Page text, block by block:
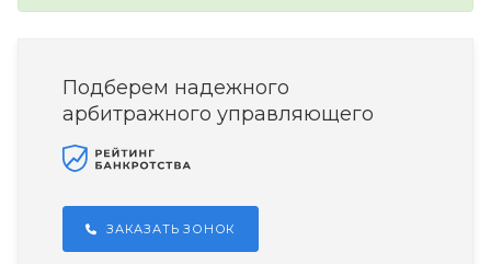
Подберем надежного
арбитражного управляющего
ЗАКАЗАТЬ ЗОНОК